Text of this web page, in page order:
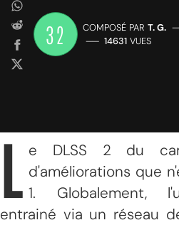
32 COMPOSÉ PAR T. G.
—— 14631 VUES
L
e DLSS 2 du
d'améliorations que
1. Globalement,
entrainé via un réseau